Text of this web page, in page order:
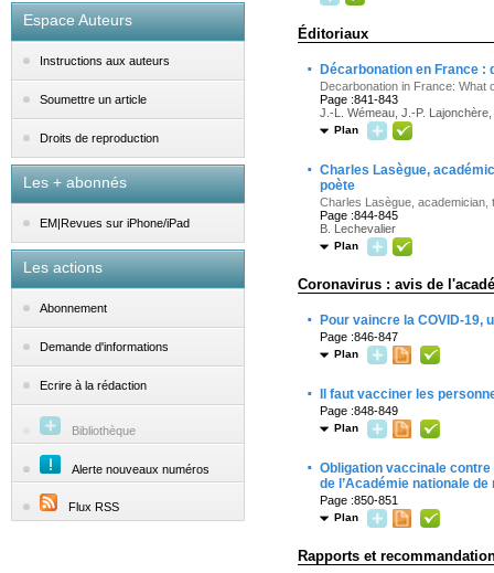
Espace Auteurs
Instructions aux auteurs
Soumettre un article
Droits de reproduction
Les + abonnés
EM|Revues sur iPhone/iPad
Les actions
Abonnement
Demande d'informations
Ecrire à la rédaction
Bibliothèque
Alerte nouveaux numéros
Flux RSS
Éditoriaux
· Décarbonation en France
Decarbonation in France: What
Page :841-843
J.-L. Wémeau, J.-P.
Plan
· Charles Lasègue,
poète
Charles Lasègue, academician,
Page :844-845
B. Lechevalier
Plan
Coronavirus : avis de
· Pour vaincre la COVID-19,
Page :846-847
Plan
· Il faut vacciner les
Page :848-849
Plan
· Obligation vaccinale contre
de l’Académie nationale
Page :850-851
Plan
Rapports et